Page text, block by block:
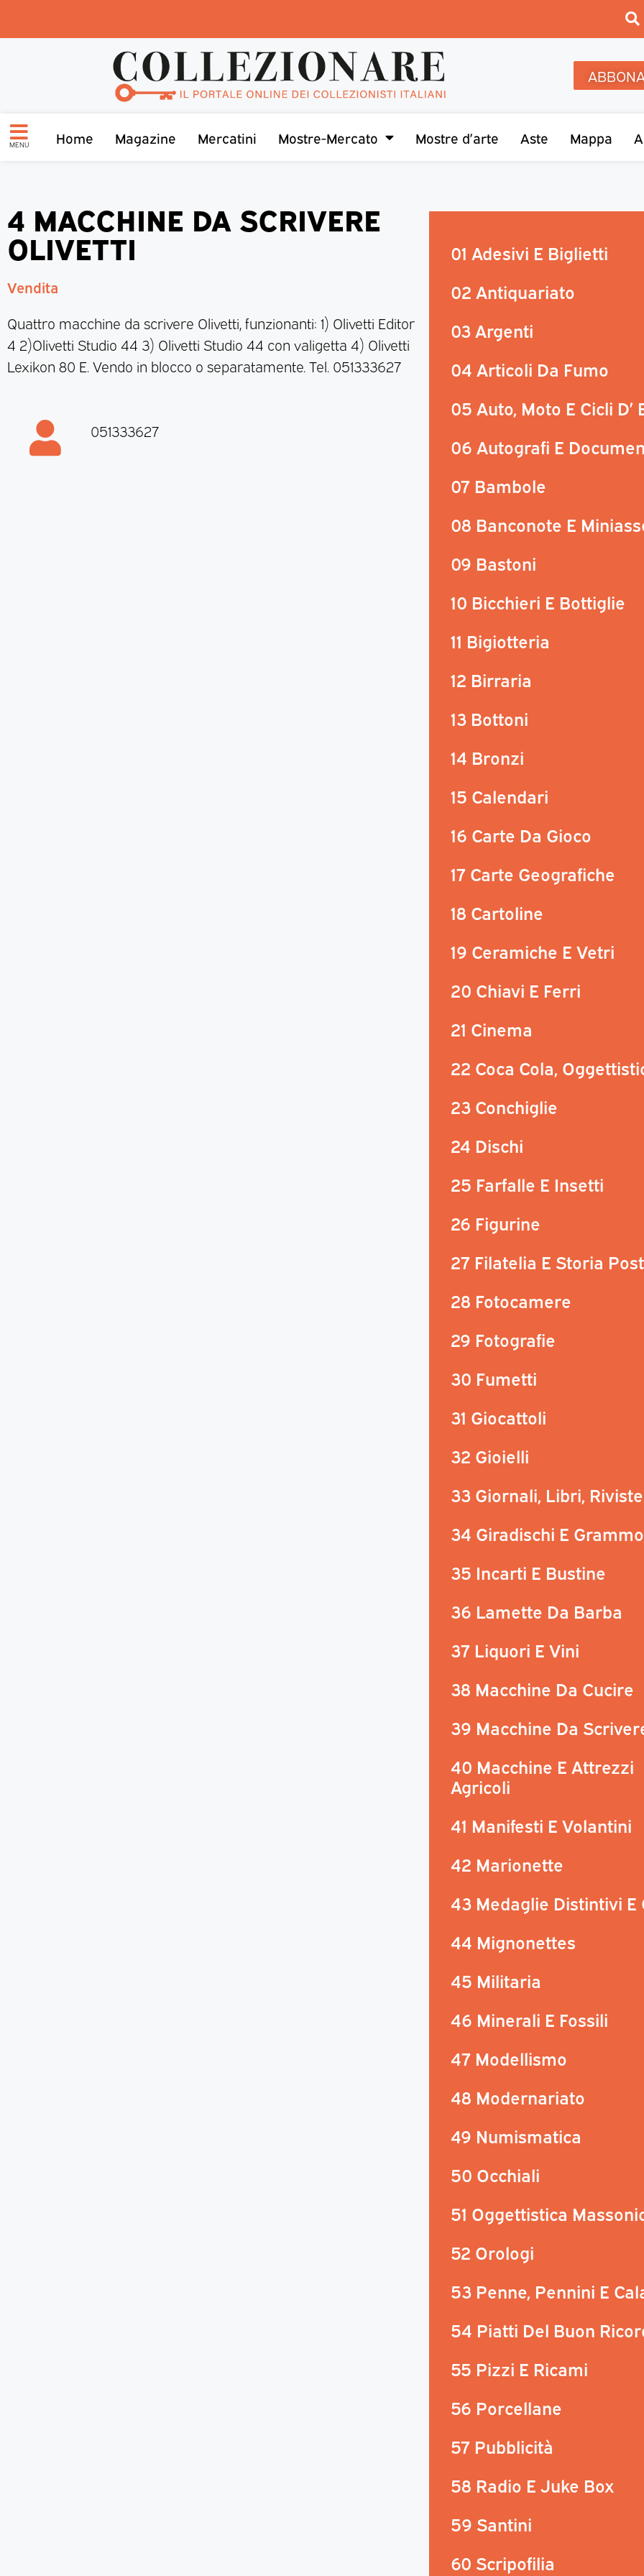
MENU Home Magazine Mercatini Mostre-Mercato Mostre d’arte Aste Mappa
4 MACCHINE DA SCRIVERE
OLIVETTI
Vendita
Quattro macchine da scrivere Olivetti, funzionanti: 1) Olivetti Editor
4 2)Olivetti Studio 44 3) Olivetti Studio 44 con valigetta 4) Olivetti
Lexikon 80 E. Vendo in blocco o separatamente. Tel. 051333627
051333627
01 Adesivi E Biglietti
02 Antiquariato
03 Argenti
04 Articoli Da Fumo
05 Auto, Moto E Cicli D’
06 Autografi E
07 Bambole
08 Banconote E
09 Bastoni
10 Bicchieri E Bottiglie
11 Bigiotteria
12 Birraria
13 Bottoni
14 Bronzi
15 Calendari
16 Carte Da Gioco
17 Carte Geografiche
18 Cartoline
19 Ceramiche E Vetri
20 Chiavi E Ferri
21 Cinema
22 Coca Cola,
23 Conchiglie
24 Dischi
25 Farfalle E Insetti
26 Figurine
27 Filatelia E Storia
28 Fotocamere
29 Fotografie
30 Fumetti
31 Giocattoli
32 Gioielli
33 Giornali, Libri, Riviste
34 Giradischi E
35 Incarti E Bustine
36 Lamette Da Barba
37 Liquori E Vini
38 Macchine Da Cucire
39 Macchine Da
40 Macchine E Attrezzi
Agricoli
41 Manifesti E Volantini
42 Marionette
43 Medaglie Distintivi E
44 Mignonettes
45 Militaria
46 Minerali E Fossili
47 Modellismo
48 Modernariato
49 Numismatica
50 Occhiali
51 Oggettistica
52 Orologi
53 Penne, Pennini E
54 Piatti Del Buon
55 Pizzi E Ricami
56 Porcellane
57 Pubblicità
58 Radio E Juke Box
59 Santini
60 Scripofilia